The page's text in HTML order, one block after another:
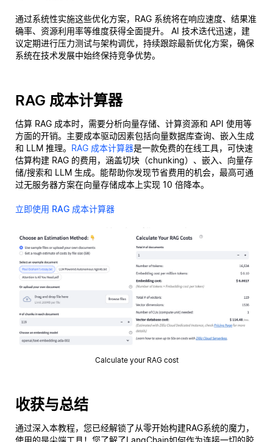
通过系统性实施这些优化方案，RAG 系统将在响应速度、结果准
确率、资源利用率等维度获得全面提升。 AI 技术迭代迅速，建
议定期进行压力测试与架构调优，持续跟踪最新优化方案，确保
系统在技术发展中始终保持竞争优势。
RAG 成本计算器
估算 RAG 成本时，需要分析向量存储、计算资源和 API 使用等
方面的开销。主要成本驱动因素包括向量数据库查询、嵌入生成
和 LLM 推理。 RAG 成本计算器是一款免费的在线工具，可快速
估算构建 RAG 的费用，涵盖切块（chunking）、嵌入、向量存
储/搜索和 LLM 生成。能帮助你发现节省费用的机会，最高可通
过无服务器方案在向量存储成本上实现 10 倍降本。
立即使用 RAG 成本计算器
Calculate your RAG cost
收获与总结
通过深入本教程，您已经解锁了从零开始构建RAG系统的魔力，
使用的是尖端工具！您了解了LangChain如何作为连接一切的胶